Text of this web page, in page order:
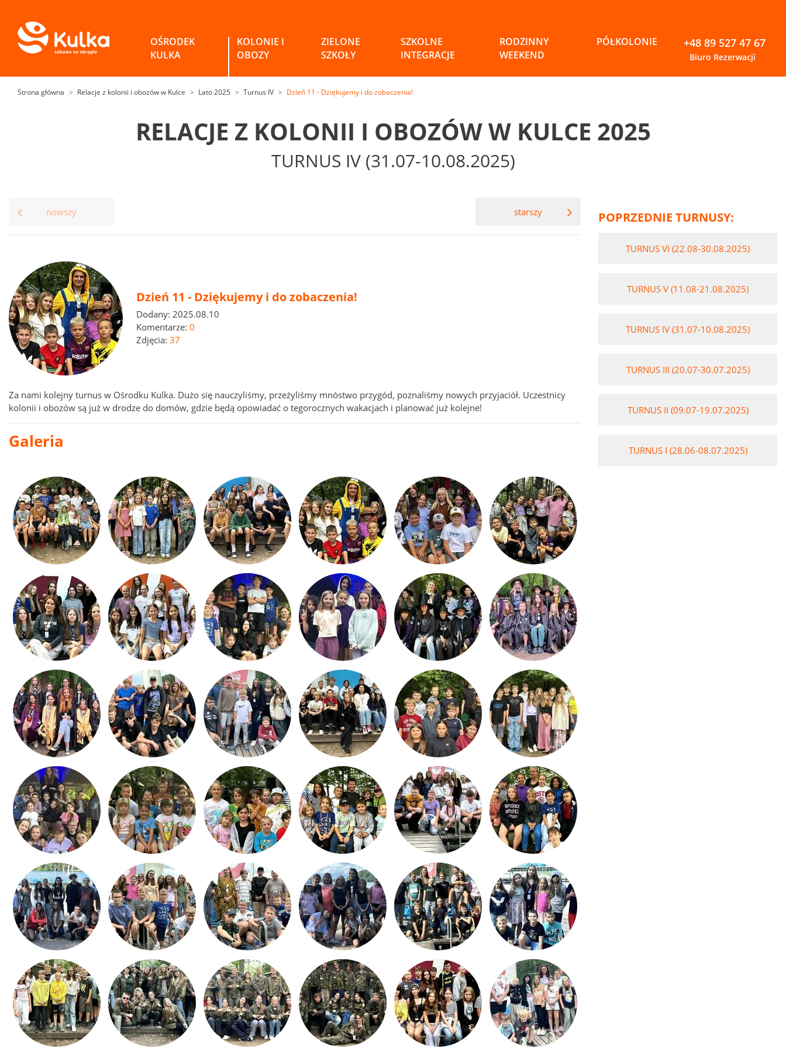
OŚRODEK
KULKA
KOLONIE I
OBOZY
ZIELONE
SZKOŁY
SZKOLNE
INTEGRACJE
RODZINNY
WEEKEND
PÓŁKOLONIE +48 89 527 47 67
Biuro Rezerwacji
Strona główna Relacje z kolonii i obozów w Kulce Lato 2025 Turnus IV Dzień 11 - Dziękujemy i do zobaczenia!
RELACJE Z KOLONII I OBOZÓW W KULCE 2025
TURNUS IV (31.07-10.08.2025)
nowszy starszy
Dzień 11 - Dziękujemy i do zobaczenia!
Dodany: 2025.08.10
Komentarze: 0
Zdjęcia: 37
Za nami kolejny turnus w Ośrodku Kulka. Dużo się nauczyliśmy, przeżyliśmy mnóstwo przygód, poznaliśmy nowych przyjaciół. Uczestnicy
kolonii i obozów są już w drodze do domów, gdzie będą opowiadać o tegorocznych wakacjach i planować już kolejne!
Galeria
POPRZEDNIE TURNUSY:
TURNUS VI (22.08-30.08.2025)
TURNUS V (11.08-21.08.2025)
TURNUS IV (31.07-10.08.2025)
TURNUS III (20.07-30.07.2025)
TURNUS II (09.07-19.07.2025)
TURNUS I (28.06-08.07.2025)